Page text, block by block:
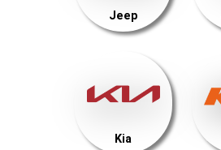
Jeep
Kia